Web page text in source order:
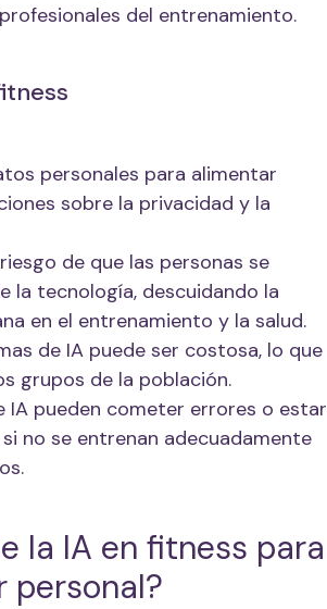
del entrenamiento.
personales para alimentar
sobre la privacidad y la
de que las personas se
la tecnología, descuidando la
en el entrenamiento y la salud.
de IA puede ser costosa, lo que
grupos de la población.
IA pueden cometer errores o estar
no se entrenan adecuadamente
la IA en fitness para
personal?